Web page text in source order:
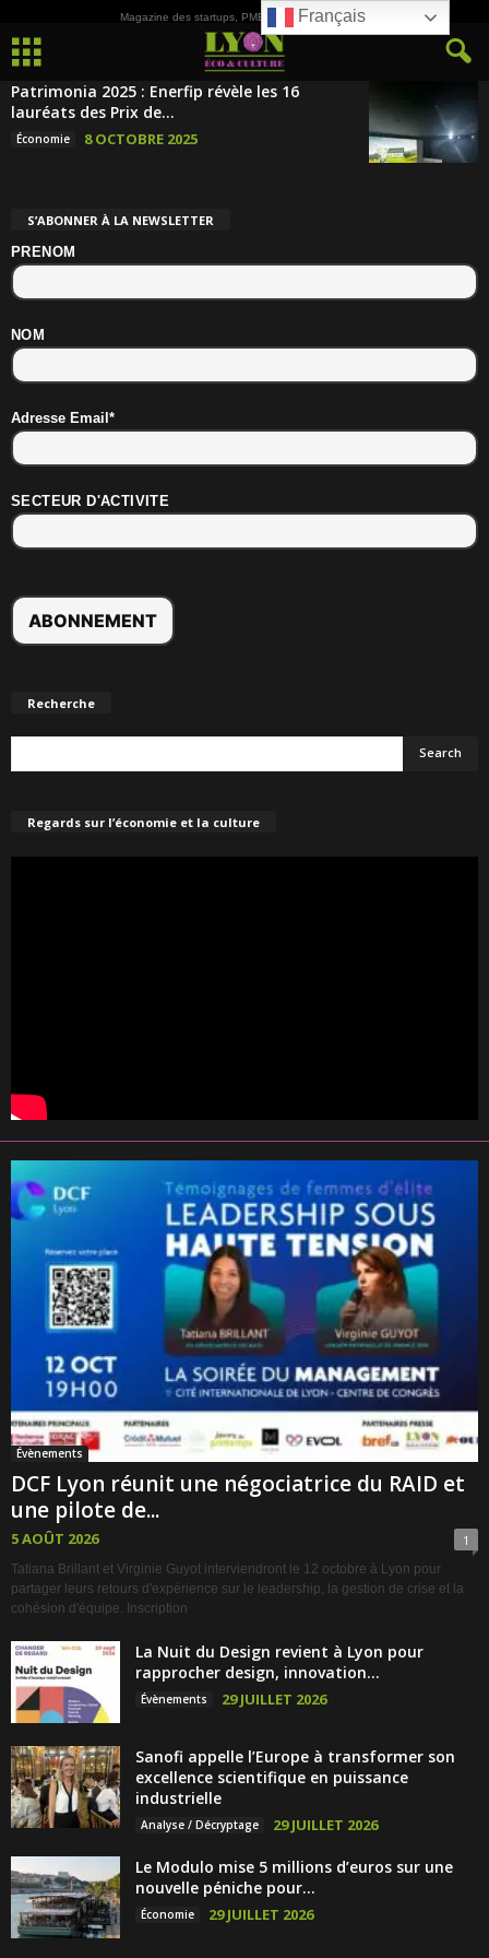
Magazine des startups, PME, ETI et de la Culture
Patrimonia 2025 : Enerfip révèle les 16
lauréats des Prix de...
Économie 8 OCTOBRE 2025
S’ABONNER À LA NEWSLETTER
PRENOM
NOM
Adresse Email*
SECTEUR D'ACTIVITE
Recherche
Regards sur l’économie et la culture
Évènements
DCF Lyon réunit une négociatrice du RAID et
une pilote de...
5 AOÛT 2026 1
Tatiana Brillant et Virginie Guyot interviendront le 12 octobre à Lyon pour
partager leurs retours d'expérience sur le leadership, la gestion de crise et la
cohésion d'équipe. Inscription
La Nuit du Design revient à Lyon pour
rapprocher design, innovation...
Évènements 29 JUILLET 2026
Sanofi appelle l’Europe à transformer son
excellence scientifique en puissance
industrielle
Analyse / Décryptage 29 JUILLET 2026
Le Modulo mise 5 millions d’euros sur une
nouvelle péniche pour...
Économie 29 JUILLET 2026
Français